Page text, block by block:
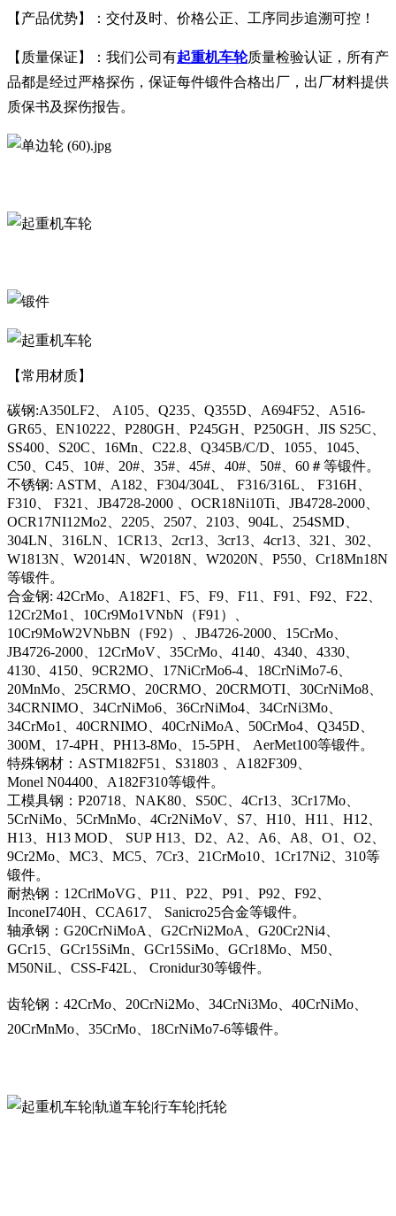
【产品优势】：交付及时、价格公正、工序同步追溯可控！
【质量保证】：我们公司有起重机车轮质量检验认证，所有产
品都是经过严格探伤，保证每件锻件合格出厂，出厂材料提供
质保书及探伤报告。
【常用材质】
碳钢:A350LF2、 A105、Q235、Q355D、A694F52、A516-
GR65、EN10222、P280GH、P245GH、P250GH、JIS S25C、
SS400、S20C、16Mn、C22.8、Q345B/C/D、1055、1045、
C50、C45、10#、20#、35#、45#、40#、50#、60＃等锻件。
不锈钢: ASTM、A182、F304/304L、 F316/316L、 F316H、
F310、 F321、JB4728-2000 、OCR18Ni10Ti、JB4728-2000、
OCR17NI12Mo2、2205、2507、2103、904L、254SMD、
304LN、316LN、1CR13、2cr13、3cr13、4cr13、321、302、
W1813N、W2014N、W2018N、W2020N、P550、Cr18Mn18N
等锻件。
合金钢: 42CrMo、A182F1、F5、F9、F11、F91、F92、F22、
12Cr2Mo1、10Cr9Mo1VNbN（F91）、
10Cr9MoW2VNbBN（F92）、JB4726-2000、15CrMo、
JB4726-2000、12CrMoV、35CrMo、4140、4340、4330、
4130、4150、9CR2MO、17NiCrMo6-4、18CrNiMo7-6、
20MnMo、25CRMO、20CRMO、20CRMOTI、30CrNiMo8、
34CRNIMO、34CrNiMo6、36CrNiMo4、34CrNi3Mo、
34CrMo1、40CRNIMO、40CrNiMoA、50CrMo4、Q345D、
300M、17-4PH、PH13-8Mo、15-5PH、 AerMet100等锻件。
特殊钢材：ASTM182F51、S31803 、A182F309、
Monel N04400、A182F310等锻件。
工模具钢：P20718、NAK80、S50C、4Cr13、3Cr17Mo、
5CrNiMo、5CrMnMo、4Cr2NiMoV、S7、H10、H11、H12、
H13、H13 MOD、 SUP H13、D2、A2、A6、A8、O1、O2、
9Cr2Mo、MC3、MC5、7Cr3、21CrMo10、1Cr17Ni2、310等
锻件。
耐热钢：12CrlMoVG、P11、P22、P91、P92、F92、
InconeI740H、CCA617、 Sanicro25合金等锻件。
轴承钢：G20CrNiMoA、G2CrNi2MoA、G20Cr2Ni4、
GCr15、GCr15SiMn、GCr15SiMo、GCr18Mo、M50、
M50NiL、CSS-F42L、 Cronidur30等锻件。
齿轮钢：42CrMo、20CrNi2Mo、34CrNi3Mo、40CrNiMo、
20CrMnMo、35CrMo、18CrNiMo7-6等锻件。